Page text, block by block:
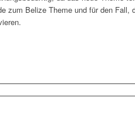
zum Belize Theme und für den